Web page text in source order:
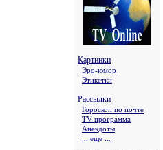
Картинки
Эро-юмор
Этикетки
Рассылки
Гороскоп по почте
TV-программа
Анекдоты
... еще ...